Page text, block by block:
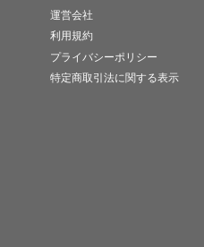
運営会社
利用規約
プライバシーポリシー
特定商取引法に関する表示